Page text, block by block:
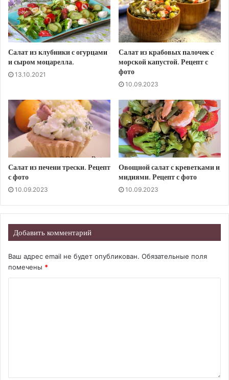
Салат из клубники с огурцами
и сыром моцарелла.
13.10.2021
Салат из крабовых палочек с
морской капустой. Рецепт с
фото
10.09.2023
Салат из печени трески. Рецепт
с фото
10.09.2023
Овощной салат с креветками и
мидиями. Рецепт с фото
10.09.2023
Добавить комментарий
Ваш адрес email не будет опубликован. Обязательные поля
помечены *